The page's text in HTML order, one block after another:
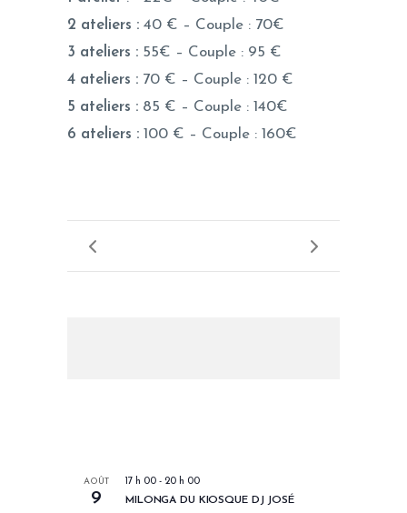
2 ateliers : 40 € – Couple : 70€
3 ateliers : 55€ – Couple : 95 €
4 ateliers : 70 € – Couple : 120 €
5 ateliers : 85 € – Couple : 140€
6 ateliers : 100 € – Couple : 160€
AOÛT
9
17 h 00 - 20 h 00
MILONGA DU KIOSQUE DJ JOSÉ